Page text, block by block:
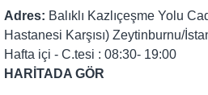
Adres: Balıklı Kazlıçeşme Yolu
Hastanesi Karşısı) Zeytinburnu/
Hafta içi - C.tesi : 08:30- 19:00
HARİTADA GÖR